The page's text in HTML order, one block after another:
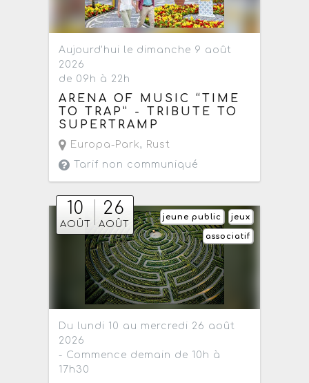
Aujourd'hui le dimanche 9 août
2026
de 09h à 22h
ARENA OF MUSIC “TIME
TO TRAP” - TRIBUTE TO
SUPERTRAMP
Europa-Park, Rust
Tarif non communiqué
10
AOÛT
26
AOÛT
jeux
jeune public
associatif
Du lundi 10 au mercredi 26 août
2026
- Commence demain de 10h à
17h30